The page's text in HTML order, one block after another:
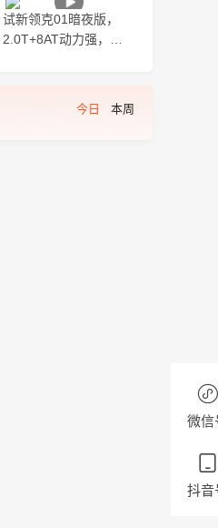
试新领克01暗夜版，
2.0T+8AT动力强，最
今日 本周
微信
抖音